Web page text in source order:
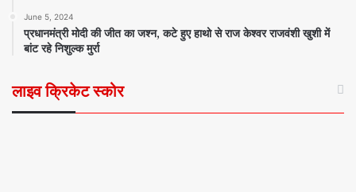
June 5, 2024
प्रधानमंत्री मोदी की जीत का जश्न, कटे हुए हाथो से राज केश्वर राजवंशी खुशी में
बांट रहे निशुल्क मुर्रा
लाइव क्रिकेट स्कोर